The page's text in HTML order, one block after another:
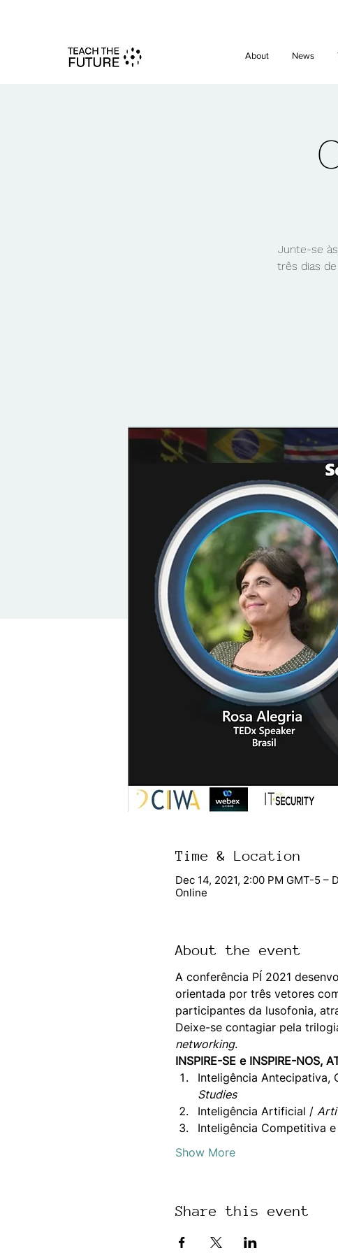
About News
Junte-se
três dias
Time & Location
Dec 14, 2021, 2:00 PM GMT-5 –
Online
About the event
A conferência PÍ 2021
orientada por três vetores
participantes da lusofonia,
Deixe-se contagiar pela
networking.
INSPIRE-SE e INSPIRE-NOS,
Inteligência Antecipativa,
Studies
Inteligência Artificial /
Inteligência Competitiva
Show More
Share this event